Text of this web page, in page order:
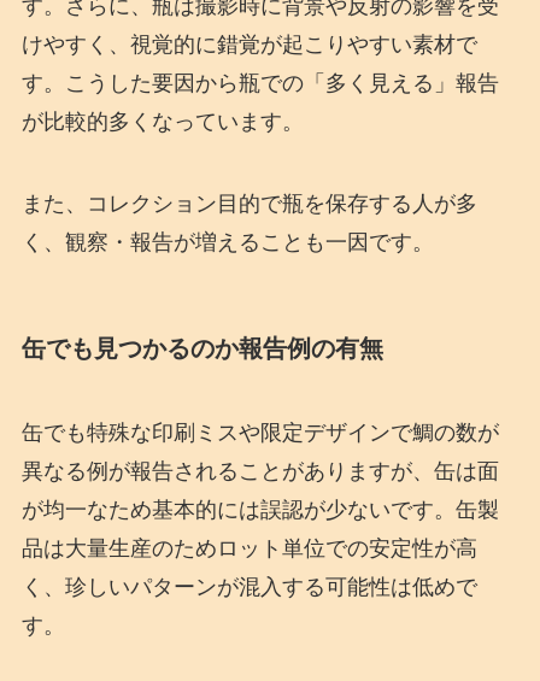
す。さらに、瓶は撮影時に背景や反射の影響を受
けやすく、視覚的に錯覚が起こりやすい素材で
す。こうした要因から瓶での「多く見える」報告
が比較的多くなっています。
また、コレクション目的で瓶を保存する人が多
く、観察・報告が増えることも一因です。
缶でも見つかるのか報告例の有無
缶でも特殊な印刷ミスや限定デザインで鯛の数が
異なる例が報告されることがありますが、缶は面
が均一なため基本的には誤認が少ないです。缶製
品は大量生産のためロット単位での安定性が高
く、珍しいパターンが混入する可能性は低めで
す。